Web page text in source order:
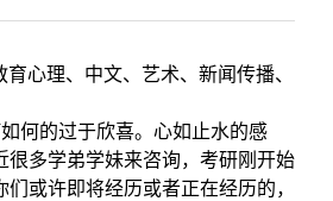
心理、中文、艺术、新闻传播、
何的过于欣喜。心如止水的感
多学弟学妹来咨询，考研刚开始
或许即将经历或者正在经历的，